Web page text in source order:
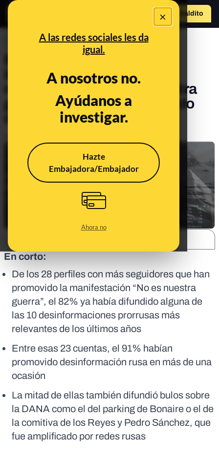
×
A las redes sociales les da
igual.
A nosotros no.
Ayúdanos a
investigar.
Hazte
Embajadora/Embajador
Ahora no
Hazte Maldito
PREBUNKING
El 82% de los principales
impulsores en redes de la
manifestación "no es nuestra
guerra" también ha difundido
desinformación prorrusa
En corto:
De los 28 perfiles con más seguidores que han
promovido la manifestación “No es nuestra
guerra”, el 82% ya había difundido alguna de
las 10 desinformaciones prorrusas más
relevantes de los últimos años
Entre esas 23 cuentas, el 91% habían
promovido desinformación rusa en más de una
ocasión
La mitad de ellas también difundió bulos sobre
la DANA como el del parking de Bonaireo el de
la comitiva de los Reyes y Pedro Sánchez, que
fueamplificado por redes rusas